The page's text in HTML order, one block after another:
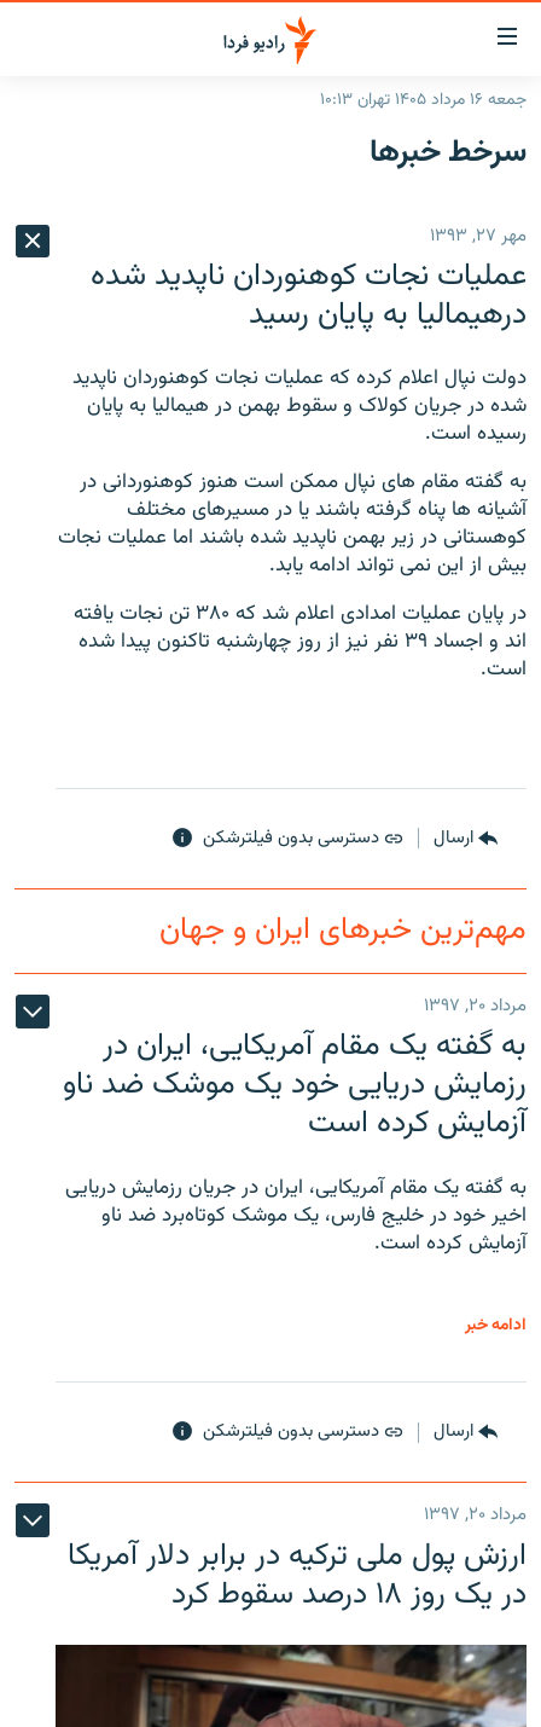
لینک‌های
قابلیت
دسترسی
بازگشت
اصلی
رفتن
صفحه
ایران
رادیو
انتخاب کنید و بشنوید
فرکانس‌ها
پادکست
گزارش‌های تصویری
گزارش‌های ویدئویی
زنان فردا
English
به ما بپیوندید
زبان‌های دیگر
جمعه ۱۶ مرداد ۱۴۰۵ تهران ۱۰:۱۳
سرخط‌ خبرها
مهر ۲۷, ۱۳۹۳
عملیات نجات کوهنوردان ناپدید شده
درهیمالیا به پایان رسید
دولت نپال اعلام کرده که عملیات نجات کوهنوردان ناپدید
شده در جریان کولاک و سقوط بهمن در هیمالیا به پایان
رسیده است.
به گفته مقام های نپال ممکن است هنوز کوهنوردانی در
آشیانه ها پناه گرفته باشند یا در مسیرهای مختلف
کوهستانی در زیر بهمن ناپدید شده باشند اما عملیات نجات
بیش از این نمی تواند ادامه یابد.
در پایان عملیات امدادی اعلام شد که ۳۸۰ تن نجات یافته
اند و اجساد ۳۹ نفر نیز از روز چهارشنبه تاکنون پیدا شده
است.
ارسال دسترسی بدون فیلترشکن
مهم‌ترین خبرهای ایران و جهان
مرداد ۲۰, ۱۳۹۷
به گفته یک مقام آمریکایی، ایران در
رزمایش دریایی خود یک موشک ضد ناو
آزمایش کرده است
به گفته یک مقام آمریکایی، ایران در جریان رزمایش دریایی
اخیر خود در خلیج فارس، یک موشک کوتاه‌برد ضد ناو
آزمایش کرده است.
ادامه خبر
ارسال دسترسی بدون فیلترشکن
مرداد ۲۰, ۱۳۹۷
ارزش پول ملی ترکیه در برابر دلار آمریکا
در یک روز ۱۸ درصد سقوط کرد